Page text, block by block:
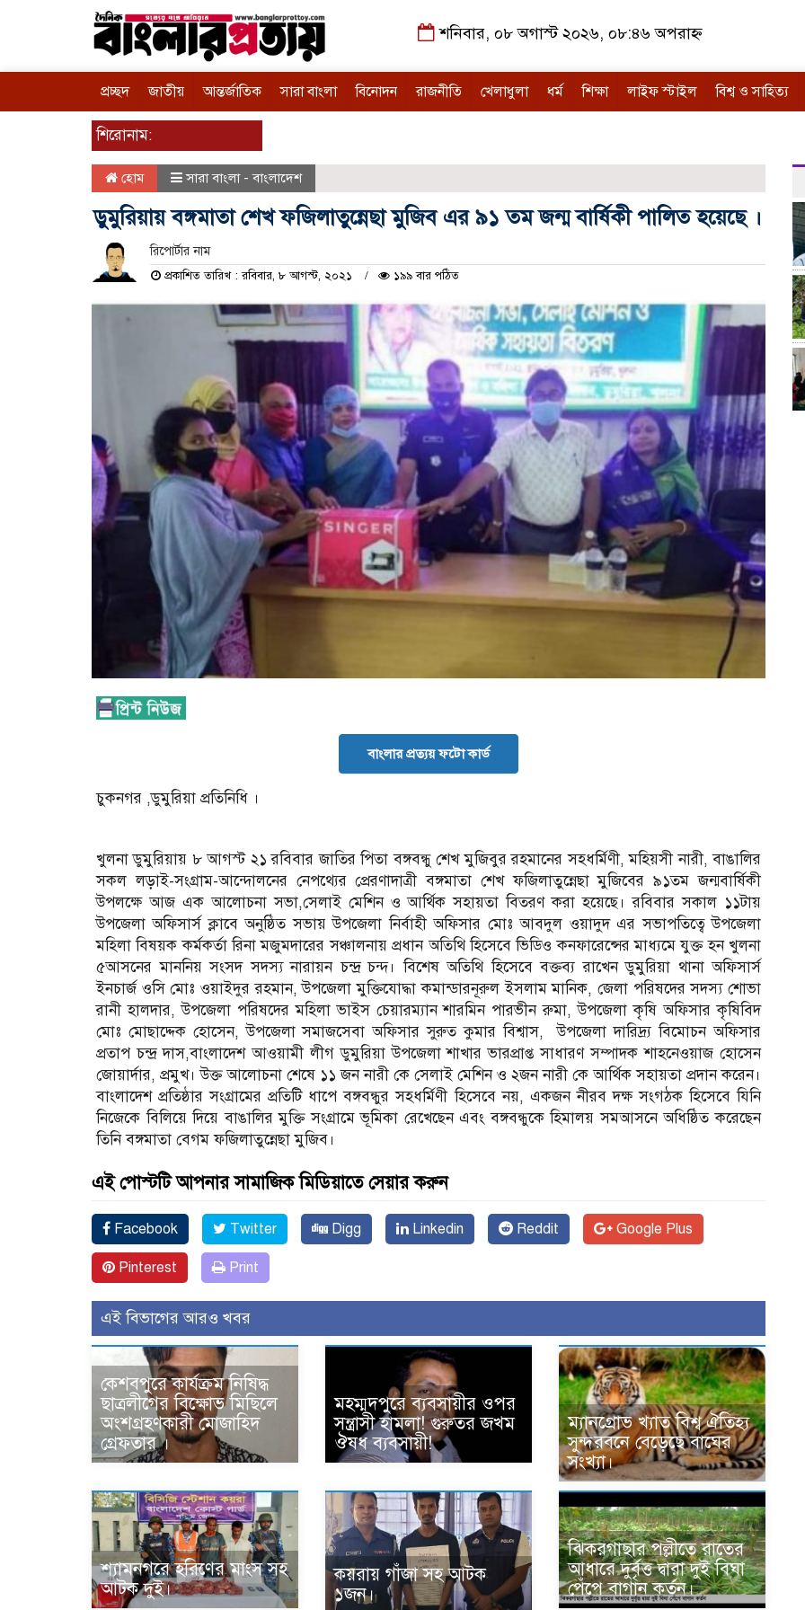
শনিবার, ০৮ অগাস্ট ২০২৬, ০৮:৪৬ অপরাহ্ন
প্রচ্ছদ জাতীয় আন্তর্জাতিক সারা বাংলা বিনোদন রাজনীতি খেলাধুলা ধর্ম শিক্ষা লাইফ স্টাইল বিশ্ব ও সাহিত্য
শিরোনাম:
হোম সারা বাংলা - বাংলাদেশ
ডুমুরিয়ায়‌ বঙ্গমাতা শেখ ফজিলাতুন্নেছা মুজিব এর ৯১ তম জন্ম বার্ষিকী পালিত হয়েছে ।
রিপোর্টার নাম
প্রকাশিত তারিখ : রবিবার, ৮ আগস্ট, ২০২১ ১৯৯ বার পঠিত
বাংলার প্রত্যয় ফটো কার্ড
চুকনগর ,ডুমুরিয়া প্রতিনিধি ।
খুলনা ডুমুরিয়ায়‌ ৮ আগস্ট ২১ রবিবার জাতির পিতা বঙ্গবন্ধু শেখ মুজিবুর রহমানের সহধর্মিণী, মহিয়সী নারী, বাঙালির
সকল লড়াই-সংগ্রাম-আন্দোলনের নেপথ্যের প্রেরণাদাত্রী বঙ্গমাতা শেখ ফজিলাতুন্নেছা মুজিবের ৯১তম জন্মবার্ষিকী
উপলক্ষে আজ এক আলোচনা সভা,সেলাই মেশিন ও আর্থিক সহায়তা বিতরণ করা হয়েছে। রবিবার সকাল ১১টায়
উপজেলা অফিসার্স ক্লাবে অনুষ্ঠিত সভায় উপজেলা নির্বাহী অফিসার মোঃ আবদুল ওয়াদুদ এর সভাপতিত্বে উপজেলা
মহিলা বিষয়ক কর্মকর্তা রিনা মজুমদারের সঞ্চালনায় প্রধান অতিথি হিসেবে ভিডিও কনফারেন্সের মাধ্যমে যুক্ত হন খুলনা
৫আসনের মাননিয় সংসদ সদস্য নারায়ন চন্দ্র চন্দ। বিশেষ অতিথি হিসেবে বক্তব্য রাখেন ডুমুরিয়া থানা অফিসার্স
ইনচার্জ ওসি মোঃ ওয়াইদুর রহমান, উপজেলা মুক্তিযোদ্ধা কমান্ডারনূরুল ইসলাম মানিক, জেলা পরিষদের সদস্য শোভা
রানী হালদার, উপজেলা পরিষদের মহিলা ভাইস চেয়ারম্যান শারমিন পারভীন রুমা, উপজেলা কৃষি অফিসার কৃষিবিদ
মোঃ মোছাদ্দেক হোসেন, উপজেলা সমাজসেবা অফিসার সুরুত কুমার বিশ্বাস, ‌ উপজেলা দারিদ্র্য বিমোচন অফিসার
প্রতাপ চন্দ্র দাস,বাংলাদেশ আওয়ামী লীগ ডুমুরিয়া উপজেলা শাখার ভারপ্রাপ্ত সাধারণ সম্পাদক শাহনেওয়াজ হোসেন
জোয়ার্দার, প্রমুখ। উক্ত আলোচনা শেষে ১১ জন নারী কে সেলাই মেশিন ও ২জন নারী কে আর্থিক সহায়তা প্রদান করেন।
বাংলাদেশ প্রতিষ্ঠার সংগ্রামের প্রতিটি ধাপে বঙ্গবন্ধুর সহধর্মিণী হিসেবে নয়, একজন নীরব দক্ষ সংগঠক হিসেবে যিনি
নিজেকে বিলিয়ে দিয়ে বাঙালির মুক্তি সংগ্রামে ভূমিকা রেখেছেন এবং বঙ্গবন্ধুকে হিমালয় সমআসনে অধিষ্ঠিত করেছেন
তিনি বঙ্গমাতা বেগম ফজিলাতুন্নেছা মুজিব।
এই পোস্টটি আপনার সামাজিক মিডিয়াতে সেয়ার করুন
Facebook Twitter Digg Linkedin Reddit Google Plus
Pinterest Print
এই বিভাগের আরও খবর
কেশবপুরে কার্যক্রম নিষিদ্ধ
ছাত্রলীগের বিক্ষোভ মিছিলে
অংশগ্রহণকারী মোজাহিদ
গ্রেফতার ।
মহম্মদপুরে ব্যবসায়ীর ওপর
সন্ত্রাসী হামলা! গুরুতর জখম
ঔষধ ব্যবসায়ী!
ম্যানগ্রোভ খ্যাত বিশ্ব ঐতিহ্য
সুন্দরবনে বেড়েছে বাঘের
সংখ্যা।
শ্যামনগরে হরিণের মাংস সহ
আটক দুই।
কয়রায় গাঁজা সহ আটক
১জন।
ঝিকরগাছার পল্লীতে রাতের
আধারে দুর্বৃত্ত দ্বারা দুই বিঘা
পেঁপে বাগান কর্তন।